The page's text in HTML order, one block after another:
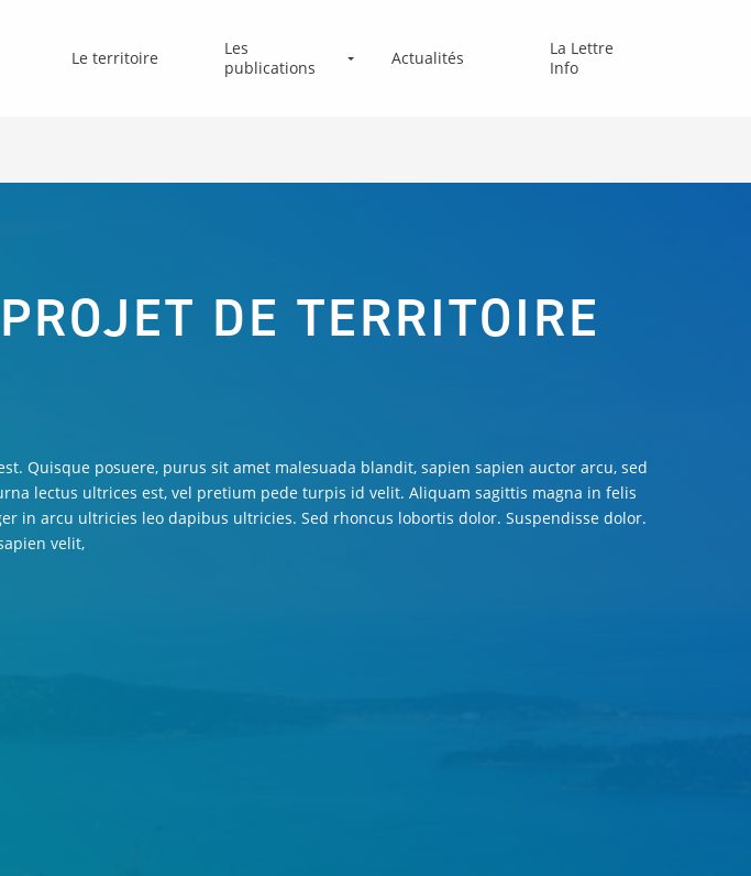
Le territoire
Les
publications
Actualités
La Lettre
Info
DE TERRITOIRE
Quisque posuere, purus sit amet malesuada blandit, sapien sapien auctor arcu, sed
lectus ultrices est, vel pretium pede turpis id velit. Aliquam sagittis magna in felis
in arcu ultricies leo dapibus ultricies. Sed rhoncus lobortis dolor. Suspendisse dolor.
velit,